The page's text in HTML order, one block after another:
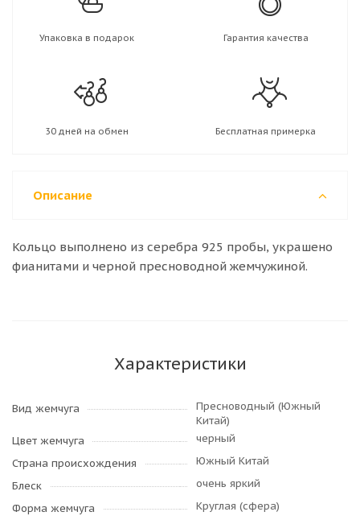
Упаковка в подарок Гарантия качества
30 дней на обмен Бесплатная примерка
Описание
Кольцо выполнено из серебра 925 пробы, украшено
фианитами и черной пресноводной жемчужиной.
Характеристики
Вид жемчуга
Пресноводный (Южный
Китай)
Цвет жемчуга
черный
Страна происхождения
Южный Китай
Блеск
очень яркий
Форма жемчуга
Круглая (сфера)